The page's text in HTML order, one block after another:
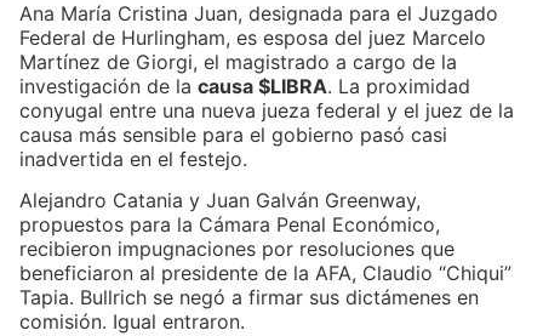
Ana María Cristina Juan, designada para el Juzgado
Federal de Hurlingham, es esposa del juez Marcelo
Martínez de Giorgi, el magistrado a cargo de la
investigación de la causa $LIBRA. La proximidad
conyugal entre una nueva jueza federal y el juez de la
causa más sensible para el gobierno pasó casi
inadvertida en el festejo.
Alejandro Catania y Juan Galván Greenway,
propuestos para la Cámara Penal Económico,
recibieron impugnaciones por resoluciones que
beneficiaron al presidente de la AFA, Claudio “Chiqui”
Tapia. Bullrich se negó a firmar sus dictámenes en
comisión. Igual entraron.